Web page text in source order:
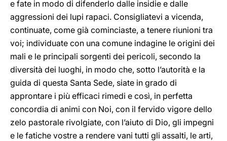
e fate in modo di difenderlo dalle insidie e dalle
aggressioni dei lupi rapaci. Consigliatevi a vicenda,
continuate, come già cominciaste, a tenere riunioni tra
voi; individuate con una comune indagine le origini dei
mali e le principali sorgenti dei pericoli, secondo la
diversità dei luoghi, in modo che, sotto l’autorità e la
guida di questa Santa Sede, siate in grado di
approntare i più efficaci rimedi e così, in perfetta
concordia di animi con Noi, con il fervido vigore dello
zelo pastorale rivolgiate, con l’aiuto di Dio, gli impegni
e le fatiche vostre a rendere vani tutti gli assalti, le arti,